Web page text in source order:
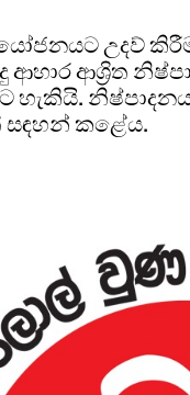
උදව්
ආහාර ආශ්‍රිත
නිෂ්පාදනය
සඳහන් කළේය.